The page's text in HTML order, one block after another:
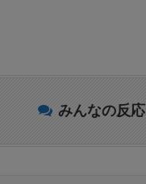
みんなの反応